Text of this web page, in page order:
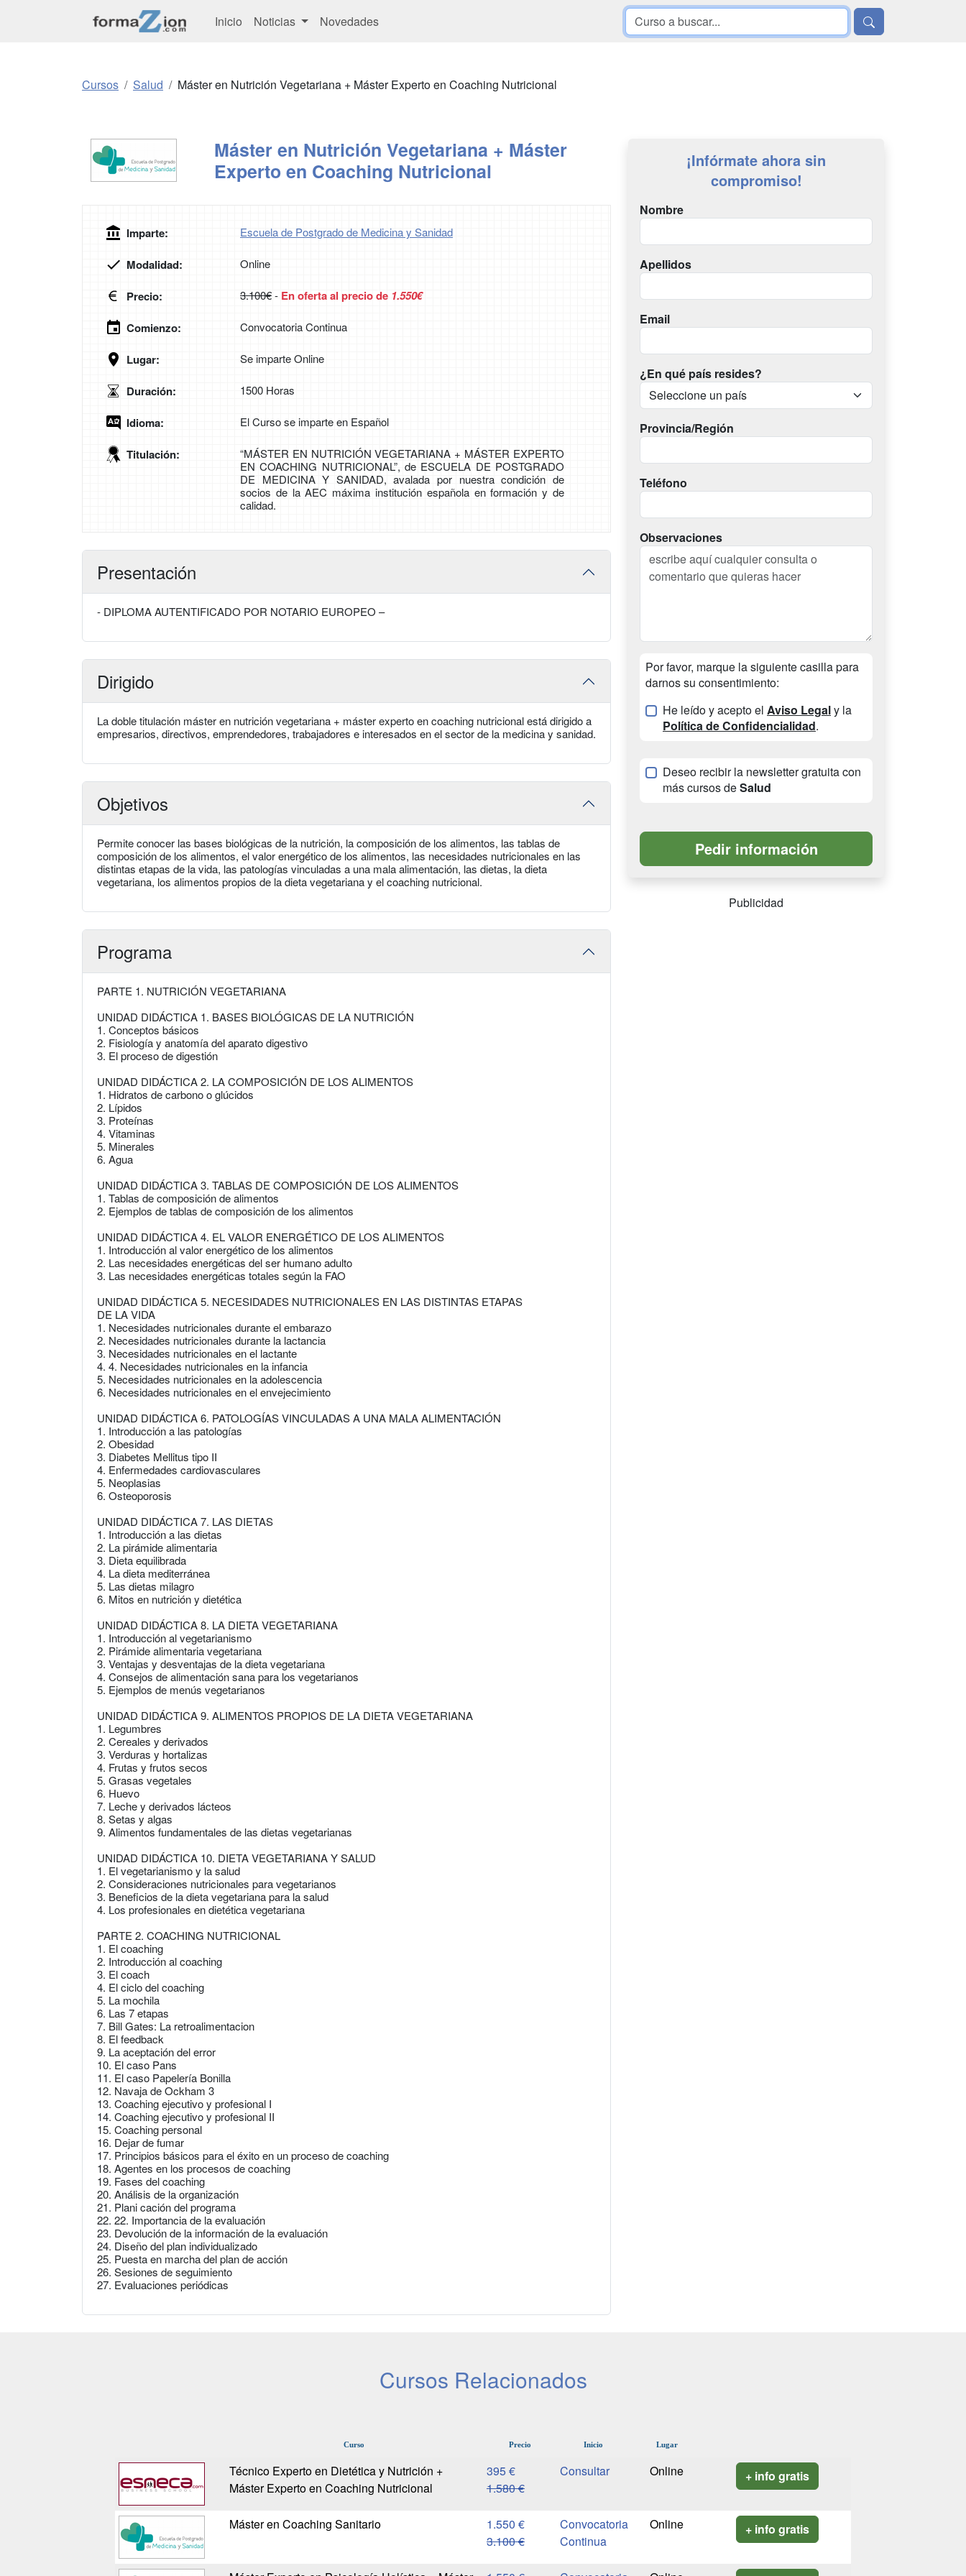
Inicio Noticias Novedades
Cursos Salud Máster en Nutrición Vegetariana + Máster Experto en Coaching Nutricional
Máster en Nutrición Vegetariana + Máster
Experto en Coaching Nutricional
Imparte: Escuela de Postgrado de Medicina y Sanidad
Modalidad: Online
Precio: 3.100€- En oferta al precio de 1.550€
Comienzo: Convocatoria Continua
Lugar: Se imparte Online
Duración: 1500 Horas
Idioma: El Curso se imparte en Español
Titulación:
“MÁSTER EN NUTRICIÓN VEGETARIANA + MÁSTER EXPERTO
EN COACHING NUTRICIONAL”, de ESCUELA DE POSTGRADO
DE MEDICINA Y SANIDAD, avalada por nuestra condición de
socios de la AEC máxima institución española en formación y de
calidad.
Presentación
- DIPLOMA AUTENTIFICADO POR NOTARIO EUROPEO –
Dirigido
La doble titulación máster en nutrición vegetariana + máster experto en coaching nutricional está dirigido a
empresarios, directivos, emprendedores, trabajadores e interesados en el sector de la medicina y sanidad.
Objetivos
Permite conocer las bases biológicas de la nutrición, la composición de los alimentos, las tablas de
composición de los alimentos, el valor energético de los alimentos, las necesidades nutricionales en las
distintas etapas de la vida, las patologías vinculadas a una mala alimentación, las dietas, la dieta
vegetariana, los alimentos propios de la dieta vegetariana y el coaching nutricional.
Programa
PARTE 1. NUTRICIÓN VEGETARIANA
UNIDAD DIDÁCTICA 1. BASES BIOLÓGICAS DE LA NUTRICIÓN
1. Conceptos básicos
2. Fisiología y anatomía del aparato digestivo
3. El proceso de digestión
UNIDAD DIDÁCTICA 2. LA COMPOSICIÓN DE LOS ALIMENTOS
1. Hidratos de carbono o glúcidos
2. Lípidos
3. Proteínas
4. Vitaminas
5. Minerales
6. Agua
UNIDAD DIDÁCTICA 3. TABLAS DE COMPOSICIÓN DE LOS ALIMENTOS
1. Tablas de composición de alimentos
2. Ejemplos de tablas de composición de los alimentos
UNIDAD DIDÁCTICA 4. EL VALOR ENERGÉTICO DE LOS ALIMENTOS
1. Introducción al valor energético de los alimentos
2. Las necesidades energéticas del ser humano adulto
3. Las necesidades energéticas totales según la FAO
UNIDAD DIDÁCTICA 5. NECESIDADES NUTRICIONALES EN LAS DISTINTAS ETAPAS
DE LA VIDA
1. Necesidades nutricionales durante el embarazo
2. Necesidades nutricionales durante la lactancia
3. Necesidades nutricionales en el lactante
4. 4. Necesidades nutricionales en la infancia
5. Necesidades nutricionales en la adolescencia
6. Necesidades nutricionales en el envejecimiento
UNIDAD DIDÁCTICA 6. PATOLOGÍAS VINCULADAS A UNA MALA ALIMENTACIÓN
1. Introducción a las patologías
2. Obesidad
3. Diabetes Mellitus tipo II
4. Enfermedades cardiovasculares
5. Neoplasias
6. Osteoporosis
UNIDAD DIDÁCTICA 7. LAS DIETAS
1. Introducción a las dietas
2. La pirámide alimentaria
3. Dieta equilibrada
4. La dieta mediterránea
5. Las dietas milagro
6. Mitos en nutrición y dietética
UNIDAD DIDÁCTICA 8. LA DIETA VEGETARIANA
1. Introducción al vegetarianismo
2. Pirámide alimentaria vegetariana
3. Ventajas y desventajas de la dieta vegetariana
4. Consejos de alimentación sana para los vegetarianos
5. Ejemplos de menús vegetarianos
UNIDAD DIDÁCTICA 9. ALIMENTOS PROPIOS DE LA DIETA VEGETARIANA
1. Legumbres
2. Cereales y derivados
3. Verduras y hortalizas
4. Frutas y frutos secos
5. Grasas vegetales
6. Huevo
7. Leche y derivados lácteos
8. Setas y algas
9. Alimentos fundamentales de las dietas vegetarianas
UNIDAD DIDÁCTICA 10. DIETA VEGETARIANA Y SALUD
1. El vegetarianismo y la salud
2. Consideraciones nutricionales para vegetarianos
3. Beneficios de la dieta vegetariana para la salud
4. Los profesionales en dietética vegetariana
PARTE 2. COACHING NUTRICIONAL
1. El coaching
2. Introducción al coaching
3. El coach
4. El ciclo del coaching
5. La mochila
6. Las 7 etapas
7. Bill Gates: La retroalimentacion
8. El feedback
9. La aceptación del error
10. El caso Pans
11. El caso Papelería Bonilla
12. Navaja de Ockham 3
13. Coaching ejecutivo y profesional I
14. Coaching ejecutivo y profesional II
15. Coaching personal
16. Dejar de fumar
17. Principios básicos para el éxito en un proceso de coaching
18. Agentes en los procesos de coaching
19. Fases del coaching
20. Análisis de la organización
21. Plani cación del programa
22. 22. Importancia de la evaluación
23. Devolución de la información de la evaluación
24. Diseño del plan individualizado
25. Puesta en marcha del plan de acción
26. Sesiones de seguimiento
27. Evaluaciones periódicas
¡Infórmate ahora sin
compromiso!
Nombre
Apellidos
Email
¿En qué país resides?
Provincia/Región
Teléfono
Observaciones
Por favor, marque la siguiente casilla para
darnos su consentimiento:
He leído y acepto el Aviso Legaly la
Política de Confidencialidad.
Deseo recibir la newsletter gratuita con
más cursos deSalud
Publicidad
Cursos Relacionados
Curso Precio Inicio Lugar
Técnico Experto en Dietética y Nutrición +
Máster Experto en Coaching Nutricional
395 €
1.580 €
Online + info gratis
Máster en Coaching Sanitario
1.550 €
3.100 €
Convocatoria
Continua
Online + info gratis